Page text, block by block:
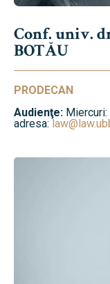
Conf. univ.
BOTĂU
PRODECAN
Audienţe:
adresa: